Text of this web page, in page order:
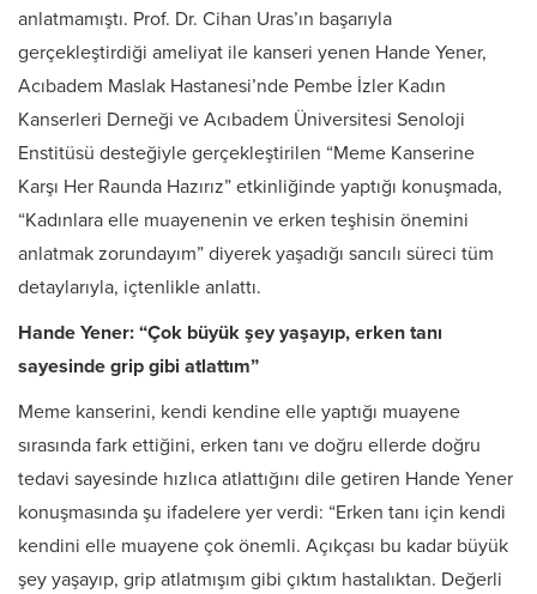
anlatmamıştı. Prof. Dr. Cihan Uras’ın başarıyla
gerçekleştirdiği ameliyat ile kanseri yenen Hande Yener,
Acıbadem Maslak Hastanesi’nde Pembe İzler Kadın
Kanserleri Derneği ve Acıbadem Üniversitesi Senoloji
Enstitüsü desteğiyle gerçekleştirilen “Meme Kanserine
Karşı Her Raunda Hazırız” etkinliğinde yaptığı konuşmada,
“Kadınlara elle muayenenin ve erken teşhisin önemini
anlatmak zorundayım” diyerek yaşadığı sancılı süreci tüm
detaylarıyla, içtenlikle anlattı.
Hande Yener: “Çok büyük şey yaşayıp, erken tanı
sayesinde grip gibi atlattım”
Meme kanserini, kendi kendine elle yaptığı muayene
sırasında fark ettiğini, erken tanı ve doğru ellerde doğru
tedavi sayesinde hızlıca atlattığını dile getiren Hande Yener
konuşmasında şu ifadelere yer verdi: “Erken tanı için kendi
kendini elle muayene çok önemli. Açıkçası bu kadar büyük
şey yaşayıp, grip atlatmışım gibi çıktım hastalıktan. Değerli